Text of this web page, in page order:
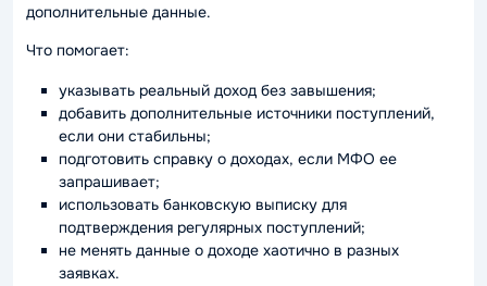
дополнительные данные.
Что помогает:
указывать реальный доход без завышения;
добавить дополнительные источники поступлений,
если они стабильны;
подготовить справку о доходах, если МФО ее
запрашивает;
использовать банковскую выписку для
подтверждения регулярных поступлений;
не менять данные о доходе хаотично в разных
заявках.